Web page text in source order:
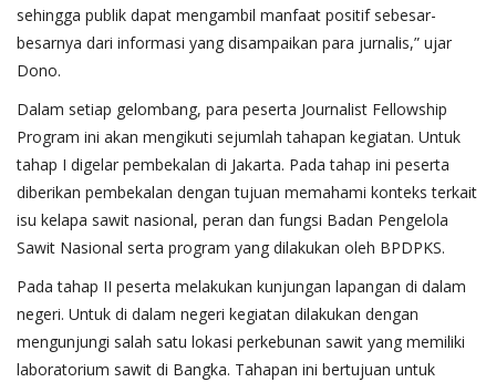
sehingga publik dapat mengambil manfaat positif sebesar-
besarnya dari informasi yang disampaikan para jurnalis,” ujar
Dono.
Dalam setiap gelombang, para peserta Journalist Fellowship
Program ini akan mengikuti sejumlah tahapan kegiatan. Untuk
tahap I digelar pembekalan di Jakarta. Pada tahap ini peserta
diberikan pembekalan dengan tujuan memahami konteks terkait
isu kelapa sawit nasional, peran dan fungsi Badan Pengelola
Sawit Nasional serta program yang dilakukan oleh BPDPKS.
Pada tahap II peserta melakukan kunjungan lapangan di dalam
negeri. Untuk di dalam negeri kegiatan dilakukan dengan
mengunjungi salah satu lokasi perkebunan sawit yang memiliki
laboratorium sawit di Bangka. Tahapan ini bertujuan untuk